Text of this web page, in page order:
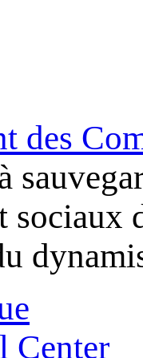
des
sociaux
Center